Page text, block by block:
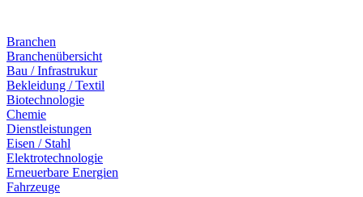
Branchen
Branchenübersicht
Bau / Infrastrukur
Bekleidung / Textil
Biotechnologie
Chemie
Dienstleistungen
Eisen / Stahl
Elektrotechnologie
Erneuerbare Energien
Fahrzeuge